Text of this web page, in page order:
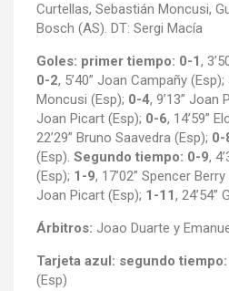
Curtellas, Sebastián Moncusi,
Bosch (AS). DT: Sergi Macía
Goles: primer tiempo: 0-1,
0-2, 5’40” Joan Campañy (Esp);
Moncusi (Esp); 0-4, 9’13” Joan
Joan Picart (Esp); 0-6, 14’59”
22’29” Bruno Saavedra (Esp); 0-
(Esp). Segundo tiempo: 0-9,
(Esp); 1-9, 17’02” Spencer Berry
Joan Picart (Esp); 1-11, 24’54”
Árbitros: Joao Duarte y
Tarjeta azul: segundo tiempo:
(Esp)